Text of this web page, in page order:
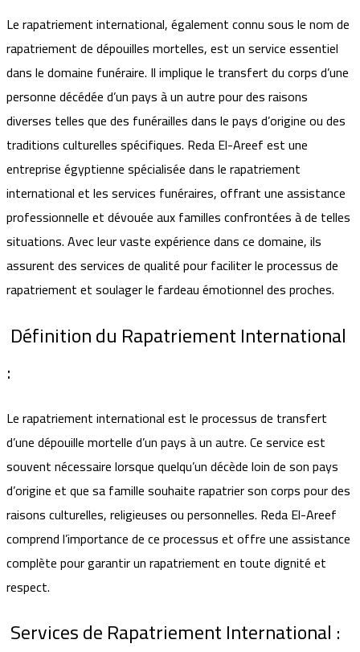
Le rapatriement international, également connu sous le nom de
rapatriement de dépouilles mortelles, est un service essentiel
dans le domaine funéraire. Il implique le transfert du corps d’une
personne décédée d’un pays à un autre pour des raisons
diverses telles que des funérailles dans le pays d’origine ou des
traditions culturelles spécifiques. Reda El-Areef est une
entreprise égyptienne spécialisée dans le rapatriement
international et les services funéraires, offrant une assistance
professionnelle et dévouée aux familles confrontées à de telles
situations. Avec leur vaste expérience dans ce domaine, ils
assurent des services de qualité pour faciliter le processus de
rapatriement et soulager le fardeau émotionnel des proches.
Définition du Rapatriement International
:
Le rapatriement international est le processus de transfert
d’une dépouille mortelle d’un pays à un autre. Ce service est
souvent nécessaire lorsque quelqu’un décède loin de son pays
d’origine et que sa famille souhaite rapatrier son corps pour des
raisons culturelles, religieuses ou personnelles. Reda El-Areef
comprend l’importance de ce processus et offre une assistance
complète pour garantir un rapatriement en toute dignité et
respect.
Services de Rapatriement International :